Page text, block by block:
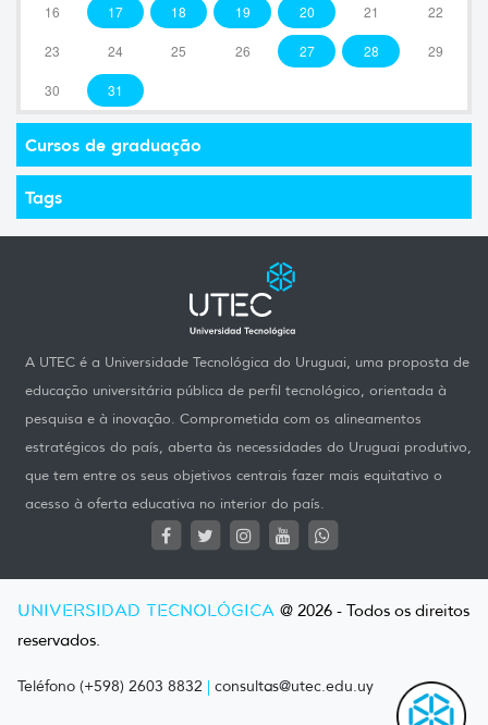
16 17 18 19 20 21 22
23 24 25 26 27 28 29
30 31
Cursos de graduação
Tags
A UTEC é a Universidade Tecnológica do Uruguai, uma proposta de
educação universitária pública de perfil tecnológico, orientada à
pesquisa e à inovação. Comprometida com os alineamentos
estratégicos do país, aberta às necessidades do Uruguai produtivo,
que tem entre os seus objetivos centrais fazer mais equitativo o
acesso à oferta educativa no interior do país.
UNIVERSIDAD TECNOLÓGICA @ 2026 - Todos os direitos
reservados.
Teléfono (+598) 2603 8832 | consultas@utec.edu.uy